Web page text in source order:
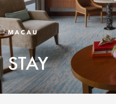
MACAU
STAY